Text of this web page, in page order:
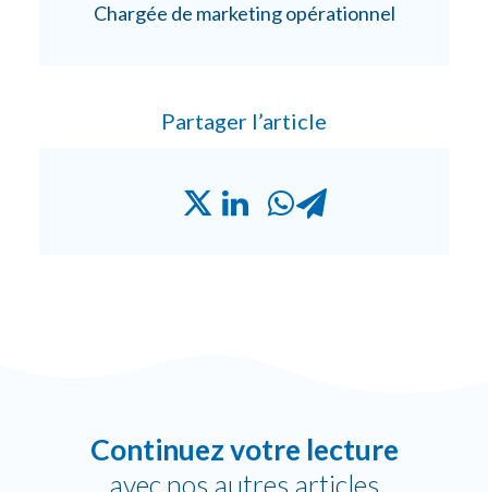
Chargée de marketing opérationnel
Partager l’article
Continuez votre lecture
avec nos autres articles